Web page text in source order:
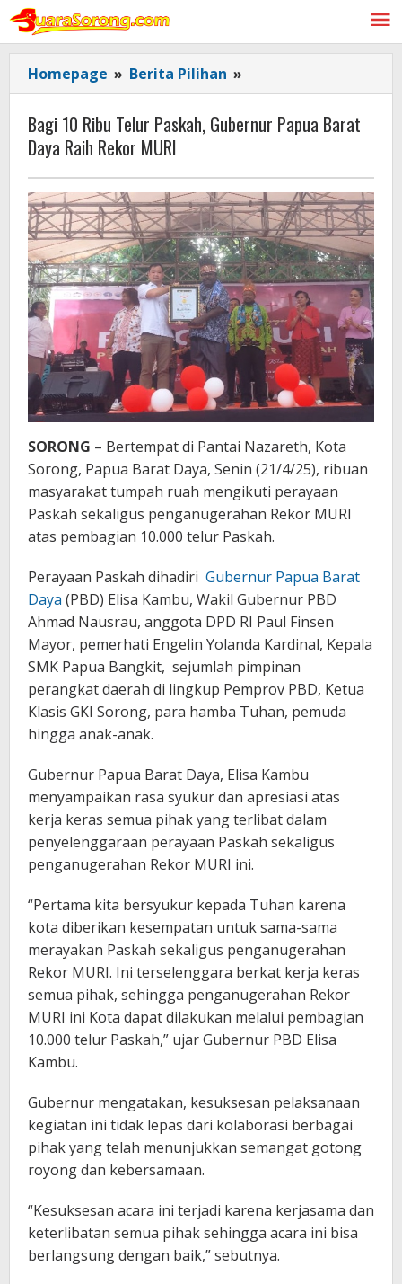
Lewati
konten
Homepage » Berita Pilihan »
10
Telur
Gubernur
Papua
Barat
Daya
Raih
Rekor
MURI
Bagi 10 Ribu Telur Paskah, Gubernur Papua Barat
Daya Raih Rekor MURI
SORONG – Bertempat di Pantai Nazareth, Kota
Sorong, Papua Barat Daya, Senin (21/4/25), ribuan
masyarakat tumpah ruah mengikuti perayaan
Paskah sekaligus penganugerahan Rekor MURI
atas pembagian 10.000 telur Paskah.
Perayaan Paskah dihadiri Gubernur Papua Barat
Daya (PBD) Elisa Kambu, Wakil Gubernur PBD
Ahmad Nausrau, anggota DPD RI Paul Finsen
Mayor, pemerhati Engelin Yolanda Kardinal, Kepala
SMK Papua Bangkit, sejumlah pimpinan
perangkat daerah di lingkup Pemprov PBD, Ketua
Klasis GKI Sorong, para hamba Tuhan, pemuda
hingga anak-anak.
Gubernur Papua Barat Daya, Elisa Kambu
menyampaikan rasa syukur dan apresiasi atas
kerja keras semua pihak yang terlibat dalam
penyelenggaraan perayaan Paskah sekaligus
penganugerahan Rekor MURI ini.
“Pertama kita bersyukur kepada Tuhan karena
kota diberikan kesempatan untuk sama-sama
merayakan Paskah sekaligus penganugerahan
Rekor MURI. Ini terselenggara berkat kerja keras
semua pihak, sehingga penganugerahan Rekor
MURI ini Kota dapat dilakukan melalui pembagian
10.000 telur Paskah,” ujar Gubernur PBD Elisa
Kambu.
Gubernur mengatakan, kesuksesan pelaksanaan
kegiatan ini tidak lepas dari kolaborasi berbagai
pihak yang telah menunjukkan semangat gotong
royong dan kebersamaan.
“Kesuksesan acara ini terjadi karena kerjasama dan
keterlibatan semua pihak sehingga acara ini bisa
berlangsung dengan baik,” sebutnya.